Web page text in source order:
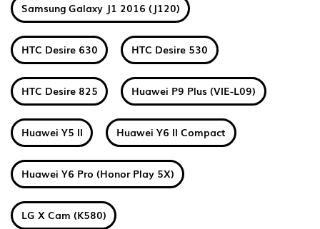
Samsung Galaxy J1 2016 (J120)
HTC Desire 630 HTC Desire 530
HTC Desire 825 Huawei P9 Plus (VIE-L09)
Huawei Y5 II Huawei Y6 II Compact
Huawei Y6 Pro (Honor Play 5X)
LG X Cam (K580)